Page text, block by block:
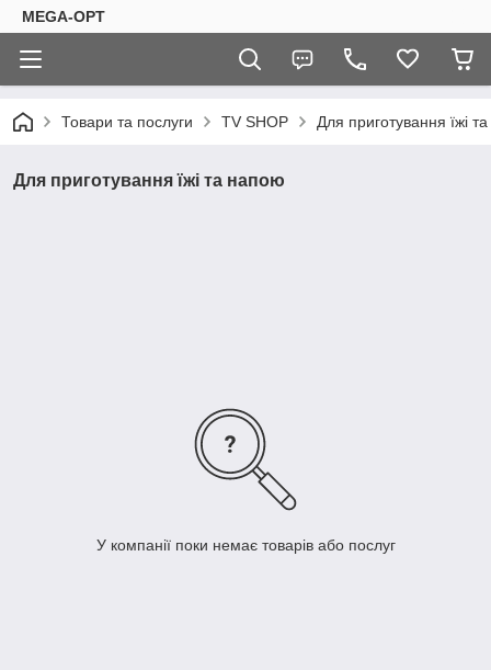
MEGA-OPT
Товари та послуги TV SHOP Для приготування їжі
Для приготування їжі та напою
У компанії поки немає товарів або послуг